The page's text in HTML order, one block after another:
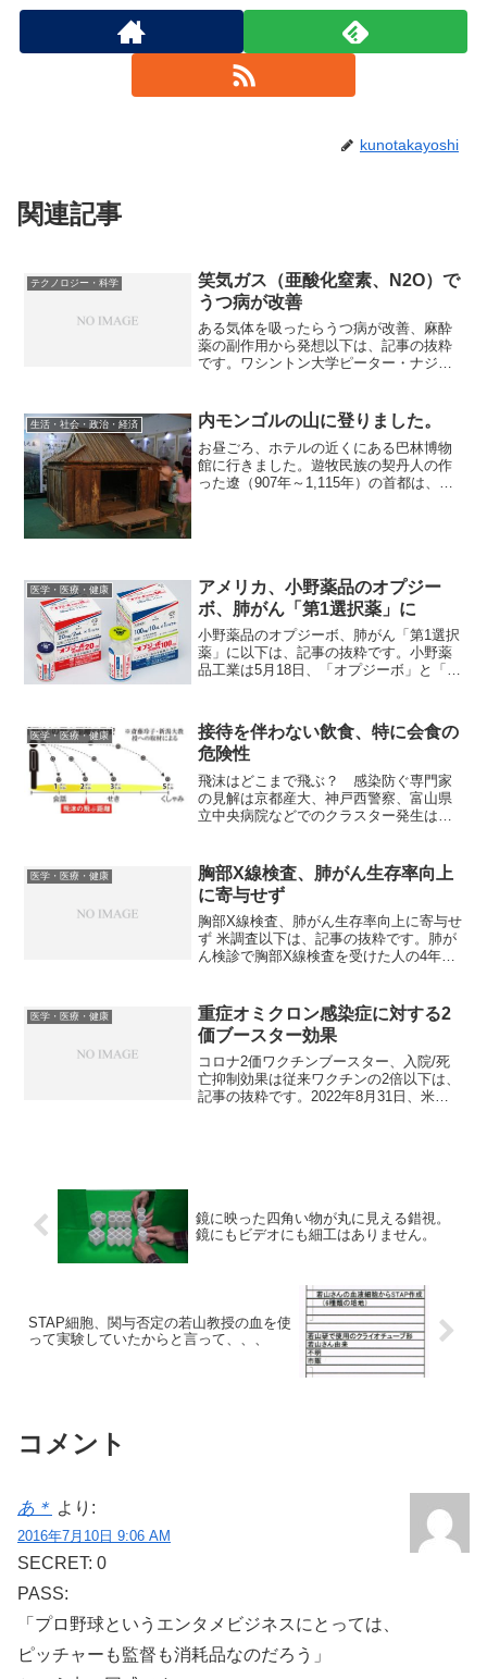
kunotakayoshi
関連記事
テクノロジー・科学
笑気ガス（亜酸化窒素、N2O）で
うつ病が改善
ある気体を吸ったらうつ病が改善、麻酔
薬の副作用から発想以下は、記事の抜粋
です。ワシントン大学ピーター・ナジェ
いる。麻酔薬で「ケタミン」や「笑...
生活・社会・政治・経済 内モンゴルの山に登りました。
お昼ごろ、ホテルの近くにある巴林博物
館に行きました。遊牧民族の契丹人の作
った遼（907年～1,115年）の首都は、私
医学・医療・健康
アメリカ、小野薬品のオプジー
ボ、肺がん「第1選択薬」に
小野薬品のオプジーボ、肺がん「第1選択
薬」に以下は、記事の抜粋です。小野薬
品工業は5月18日、「オプジーボ」と「ヤ
品医薬品局（FDA）から承認を得たと発
表した。オプジ...
医学・医療・健康
接待を伴わない飲食、特に会食の
危険性
飛沫はどこまで飛ぶ？ 感染防ぐ専門家
の見解は京都産大、神戸西警察、富山県
立中央病院などでのクラスター発生は、
のクラスターは、おそらく社会的影響が
大きいために自粛を勧めら...
医学・医療・健康
胸部X線検査、肺がん生存率向上
に寄与せず
胸部X線検査、肺がん生存率向上に寄与せ
ず 米調査以下は、記事の抜粋です。肺が
ん検診で胸部X線検査を受けた人の4年後
結果が、Journal of the American...
医学・医療・健康
重症オミクロン感染症に対する2
価ブースター効果
コロナ2価ワクチンブースター、入院/死
亡抑制効果は従来ワクチンの2倍以下は、
記事の抜粋です。2022年8月31日、米食
鏡に映った四角い物が丸に見える錯視。
鏡にもビデオにも細工はありません。
STAP細胞、関与否定の若山教授の血を使
って実験していたからと言って、、、
コメント
あ＊ より:
2016年7月10日 9:06 AM
SECRET: 0
PASS:
「プロ野球というエンタメビジネスにとっては、
ピッチャーも監督も消耗品なのだろう」